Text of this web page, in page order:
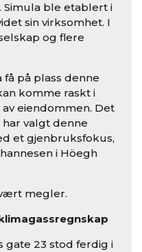
ble etablert i
sin virksomhet. I
og flere
på plass denne
komme raskt i
eiendommen. Det
valgt denne
et gjenbruksfokus,
i Höegh
megler.
gate 23 stod ferdig i